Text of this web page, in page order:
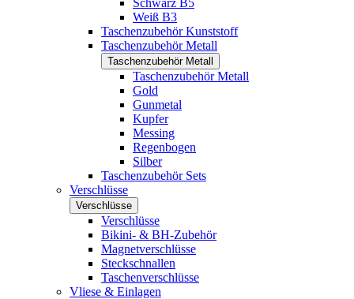
Schwarz B5
Weiß B3
Taschenzubehör Kunststoff
Taschenzubehör Metall
Taschenzubehör Metall
Taschenzubehör Metall
Gold
Gunmetal
Kupfer
Messing
Regenbogen
Silber
Taschenzubehör Sets
Verschlüsse
Verschlüsse
Verschlüsse
Bikini- & BH-Zubehör
Magnetverschlüsse
Steckschnallen
Taschenverschlüsse
Vliese & Einlagen